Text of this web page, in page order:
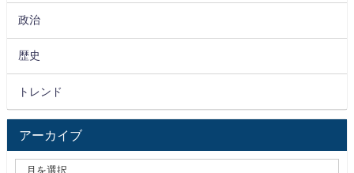
政治
歴史
トレンド
アーカイブ